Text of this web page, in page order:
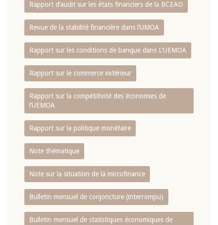
Rapport d‘audit sur les états financiers de la BCEAO
Revue de la stabilité financière dans l‘UMOA
Rapport sur les conditions de banque dans L‘UEMOA
Rapport sur le commerce extérieur
Rapport sur la compétitivité des économies de
l‘UEMOA
Rapport sur la politique monétaire
Note thématique
Note sur la situation de la microfinance
Bulletin mensuel de conjoncture (interrompu)
Bulletin mensuel de statistiques économiques de